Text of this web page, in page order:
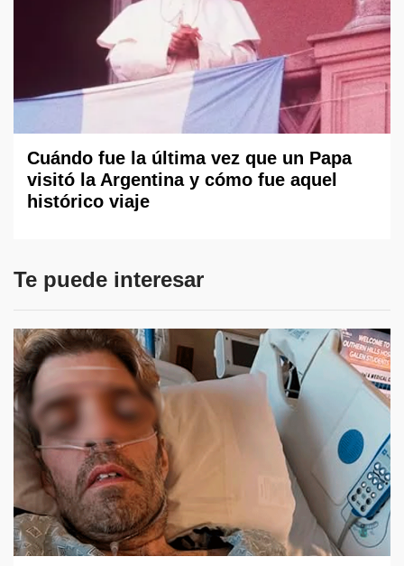
Cuándo fue la última vez que un Papa
visitó la Argentina y cómo fue aquel
histórico viaje
Te puede interesar